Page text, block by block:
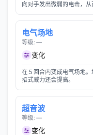
向对手发出微弱的电击，从
电气场地
等级: —
变化
在５回合内变成电气场地
招式威力还会提高。
超音波
等级: —
变化